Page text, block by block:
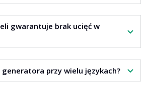
z danych zSERP. Analizuje często
i opisach.
gwarantuje brak ucięć w
ryzyko ucięcia fragmentów. Ułatwia
do standardów wyników.
generatora przy wielu językach?